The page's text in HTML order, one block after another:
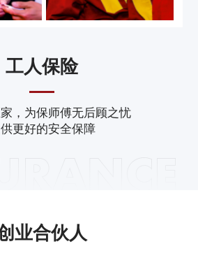
工人保险
，为保师傅无后顾之忧
更好的安全保障
业合伙人